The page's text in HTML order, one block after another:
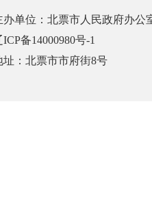
办单位：北票市人民政府办公
ICP备14000980号-1
址：北票市市府街8号